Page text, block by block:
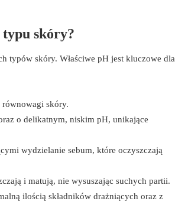
skóry?
typów skóry. Właściwe pH jest kluczowe dla
równowagi skóry.
o delikatnym, niskim pH, unikające
wydzielanie sebum, które oczyszczają
i matują, nie wysuszając suchych partii.
ilością składników drażniących oraz z